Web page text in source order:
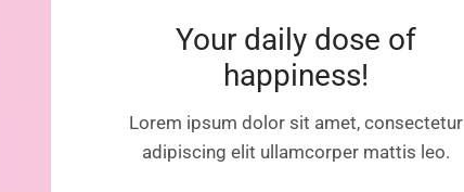
Your daily dose of
happiness!
Lorem ipsum dolor sit amet, consectetur
adipiscing elit ullamcorper mattis leo.